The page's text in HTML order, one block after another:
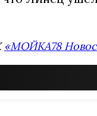
«МОЙКА78